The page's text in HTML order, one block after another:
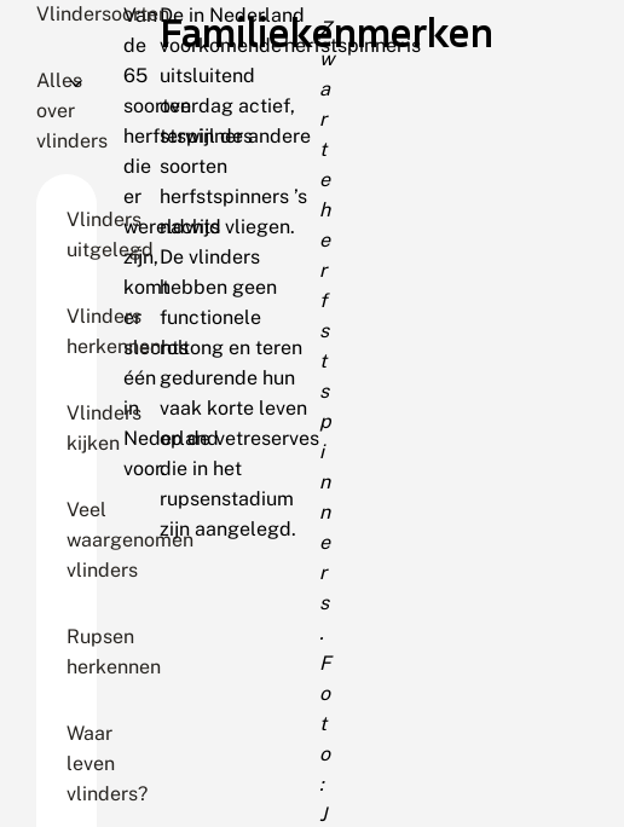
Vlindersoorten
Alles
over
vlinders
Vlinders
uitgelegd
Vlinders
herkennen
Vlinders
kijken
Veel
waargenomen
vlinders
Rupsen
herkennen
Waar
leven
vlinders?
Van
de
65
soorten
herfstspinners
die
er
wereldwijd
zijn,
komt
er
slechts
één
in
Nederland
voor.
Familiekenmerken
De in Nederland
voorkomende herfstspinner is
uitsluitend
overdag actief,
terwijl de andere
soorten
herfstspinners ’s
nachts vliegen.
De vlinders
hebben geen
functionele
roltong en teren
gedurende hun
vaak korte leven
op de vetreserves
die in het
rupsenstadium
zijn aangelegd.
Z
w
a
r
t
e
h
e
r
f
s
t
s
p
i
n
n
e
r
s
.
F
o
t
o
:
J